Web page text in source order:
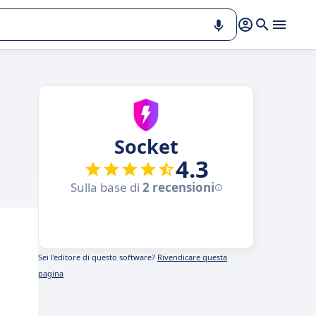
Socket
4.3
Sulla base di 2 recensioni
Sei l'editore di questo software? Rivendicare questa
pagina